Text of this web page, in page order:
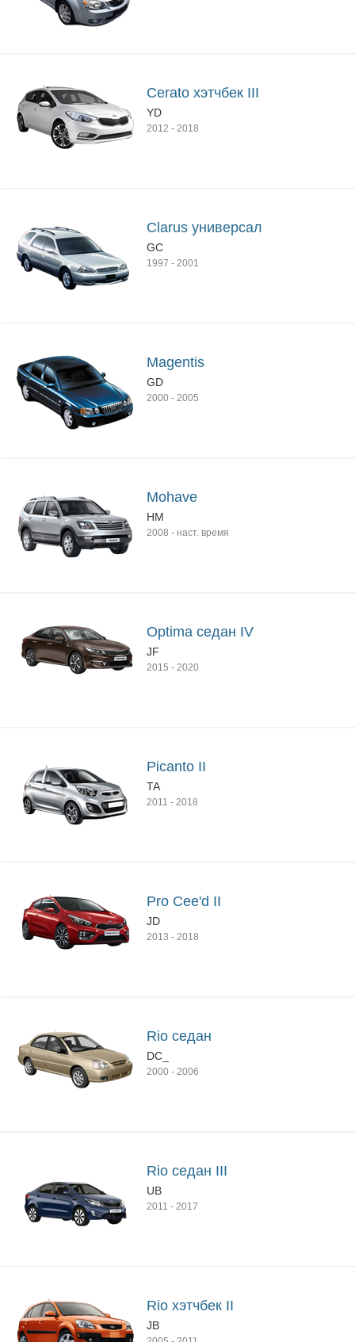
Cerato хэтчбек III
YD
2012 - 2018
Clarus универсал
GC
1997 - 2001
Magentis
GD
2000 - 2005
Mohave
HM
2008 - наст. время
Optima седан IV
JF
2015 - 2020
Picanto II
TA
2011 - 2018
Pro Cee'd II
JD
2013 - 2018
Rio седан
DC_
2000 - 2006
Rio седан III
UB
2011 - 2017
Rio хэтчбек II
JB